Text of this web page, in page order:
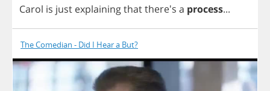
Carol is just explainingthatthere's a process...
The Comedian - Did I Hear a But?